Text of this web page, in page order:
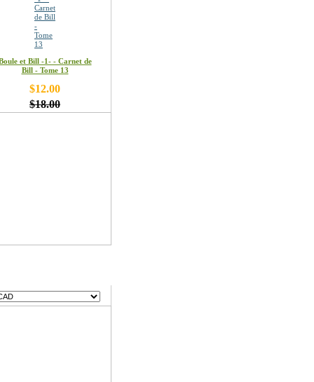
et Bill -1- - Carnet de
Bill - Tome 13
$12.00
$18.00